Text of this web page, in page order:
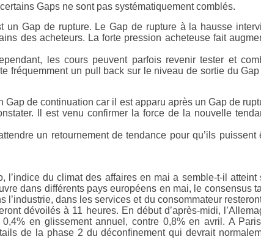
Gaps ne sont pas systématiquement comblés.
un Gap de rupture. Le Gap de rupture à la hausse
des acheteurs. La forte pression acheteuse fait
les cours peuvent parfois revenir tester et
fréquemment un pull back sur le niveau de sortie du
Gap de continuation car il est apparu après un Gap de
Il est venu confirmer la force de la nouvelle
un retournement de tendance pour qu’ils puissent
du climat des affaires en mai a semble-t-il atteint
dans différents pays européens en mai, le consensus
dans les services et du consommateur
dévoilés à 11 heures. En début d’après-midi,
en glissement annuel, contre 0,8% en avril. A
de la phase 2 du déconfinement qui devrait